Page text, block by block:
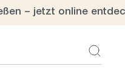
– jetzt online